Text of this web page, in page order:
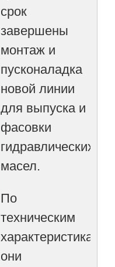
срок
завершены
монтаж и
пусконаладка
новой линии
для выпуска и
фасовки
гидравлических
масел.
По
техническим
характеристикам
они